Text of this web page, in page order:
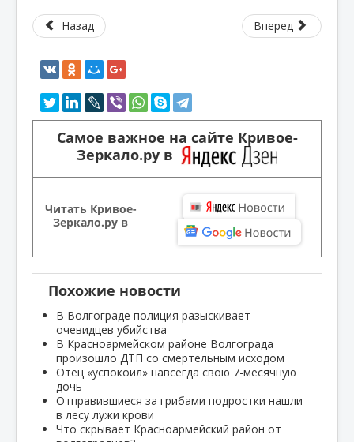
Назад Вперед
Самое важное на сайте Кривое-
Зеркало.ру в
Читать Кривое-
Зеркало.ру в
Похожие новости
В Волгограде полиция разыскивает
очевидцев убийства
В Красноармейском районе Волгограда
произошло ДТП со смертельным исходом
Отец «успокоил» навсегда свою 7-месячную
дочь
Отправившиеся за грибами подростки нашли
в лесу лужи крови
Что скрывает Красноармейский район от